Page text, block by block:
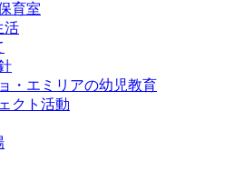
育室
活
・エミリアの幼児教育
クト活動